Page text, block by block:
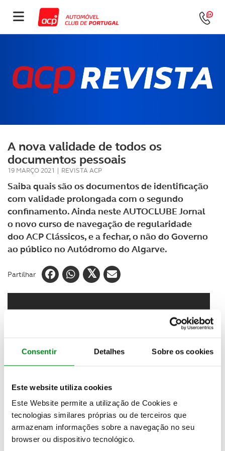
Consentir Detalhes Sobre os cookies
Este website utiliza cookies
Este Website permite a utilização de Cookies e
tecnologias similares próprias ou de terceiros que
armazenam informações sobre a navegação no seu
browser ou dispositivo tecnológico.
A nova validade de todos os
documentos pessoais
19 MARÇO 2021 | REVISTA ACP
Saiba quais são os documentos de identificação
com validade prolongada com o segundo
confinamento. Ainda neste AUTOCLUBE Jornal
o novo curso de navegação de regularidade
doo ACP Clássicos, e a fechar, o não do Governo
ao público no Autódromo do Algarve.
Partilhar